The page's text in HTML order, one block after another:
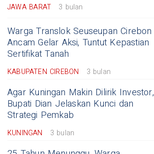
JAWA BARAT 3 bulan
Warga Translok Seuseupan Cirebon
Ancam Gelar Aksi, Tuntut Kepastian
Sertifikat Tanah
KABUPATEN CIREBON 3 bulan
Agar Kuningan Makin Dilirik Investor,
Bupati Dian Jelaskan Kunci dan
Strategi Pemkab
KUNINGAN 3 bulan